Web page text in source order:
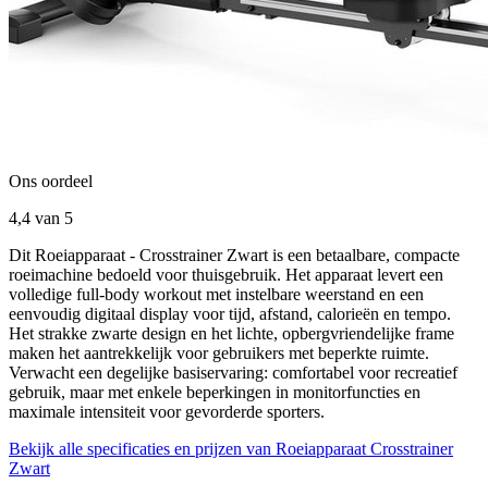
Ons oordeel
4,4 van 5
Dit Roeiapparaat - Crosstrainer Zwart is een betaalbare, compacte
roeimachine bedoeld voor thuisgebruik. Het apparaat levert een
volledige full-body workout met instelbare weerstand en een
eenvoudig digitaal display voor tijd, afstand, calorieën en tempo.
Het strakke zwarte design en het lichte, opbergvriendelijke frame
maken het aantrekkelijk voor gebruikers met beperkte ruimte.
Verwacht een degelijke basiservaring: comfortabel voor recreatief
gebruik, maar met enkele beperkingen in monitorfuncties en
maximale intensiteit voor gevorderde sporters.
Bekijk alle specificaties en prijzen van Roeiapparaat Crosstrainer
Zwart